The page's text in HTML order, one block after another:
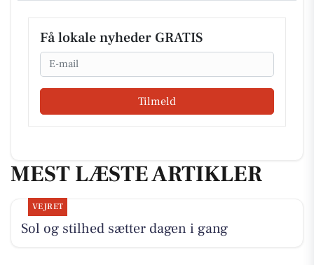
Få lokale nyheder GRATIS
Email
Tilmeld
MEST LÆSTE ARTIKLER
VEJRET
Sol og stilhed sætter dagen i gang